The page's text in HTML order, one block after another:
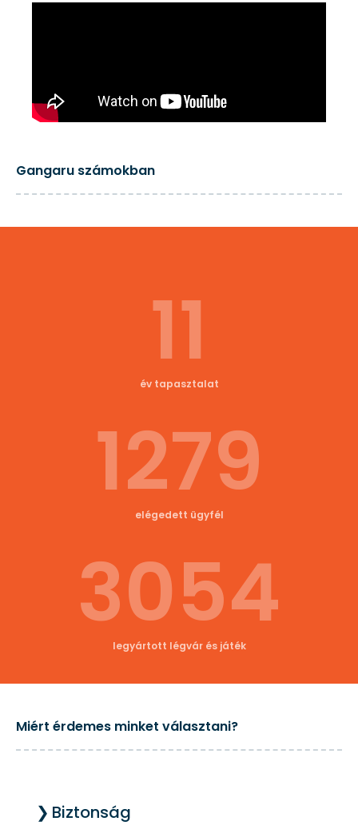
Gangaru számokban
11
év tapasztalat
1279
elégedett ügyfél
3054
legyártott légvár és játék
Miért érdemes minket választani?
Biztonság